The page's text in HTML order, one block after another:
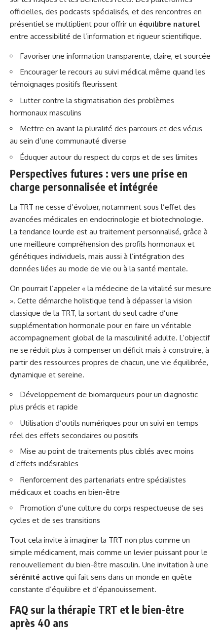
officielles, des podcasts spécialisés, et des rencontres en
présentiel se multiplient pour offrir un équilibre naturel
entre accessibilité de l’information et rigueur scientifique.
Favoriser une information transparente, claire, et sourcée
Encourager le recours au suivi médical même quand les
témoignages positifs fleurissent
Lutter contre la stigmatisation des problèmes
hormonaux masculins
Mettre en avant la pluralité des parcours et des vécus
au sein d’une communauté diverse
Éduquer autour du respect du corps et de ses limites
Perspectives futures : vers une prise en
charge personnalisée et intégrée
La TRT ne cesse d’évoluer, notamment sous l’effet des
avancées médicales en endocrinologie et biotechnologie.
La tendance lourde est au traitement personnalisé, grâce à
une meilleure compréhension des profils hormonaux et
génétiques individuels, mais aussi à l’intégration des
données liées au mode de vie ou à la santé mentale.
On pourrait l’appeler « la médecine de la vitalité sur mesure
». Cette démarche holistique tend à dépasser la vision
classique de la TRT, la sortant du seul cadre d’une
supplémentation hormonale pour en faire un véritable
accompagnement global de la masculinité adulte. L’objectif
ne se réduit plus à compenser un déficit mais à construire, à
partir des ressources propres de chacun, une vie équilibrée,
dynamique et sereine.
Développement de biomarqueurs pour un diagnostic
plus précis et rapide
Utilisation d’outils numériques pour un suivi en temps
réel des effets secondaires ou positifs
Mise au point de traitements plus ciblés avec moins
d’effets indésirables
Renforcement des partenariats entre spécialistes
médicaux et coachs en bien-être
Promotion d’une culture du corps respectueuse de ses
cycles et de ses transitions
Tout cela invite à imaginer la TRT non plus comme un
simple médicament, mais comme un levier puissant pour le
renouvellement du bien-être masculin. Une invitation à une
sérénité active qui fait sens dans un monde en quête
constante d’équilibre et d’épanouissement.
FAQ sur la thérapie TRT et le bien-être
après 40 ans